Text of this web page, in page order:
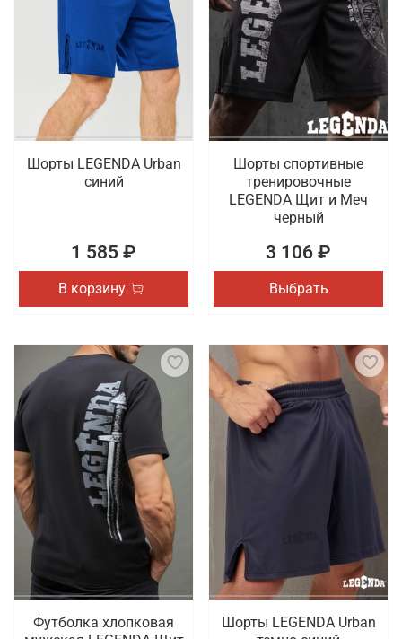
Шорты LEGENDA Urban
синий
1 585 ₽
В корзину
Шорты спортивные
тренировочные
LEGENDA Щит и Меч
черный
3 106 ₽
Выбрать
Футболка хлопковая
Шорты LEGENDA Urban